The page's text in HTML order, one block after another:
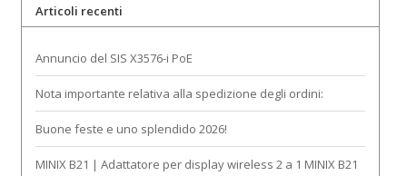
Articoli recenti
Annuncio del SIS X3576-i PoE
Nota importante relativa alla spedizione degli ordini:
Buone feste e uno splendido 2026!
MINIX B21 | Adattatore per display wireless 2 a 1 MINIX B21